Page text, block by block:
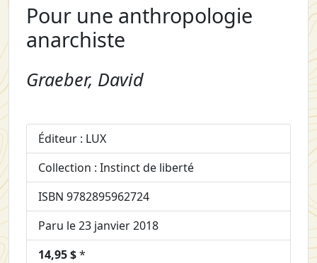
Pour une anthropologie
anarchiste
Graeber, David
Éditeur : LUX
Collection : Instinct de liberté
ISBN 9782895962724
Paru le 23 janvier 2018
14,95 $*